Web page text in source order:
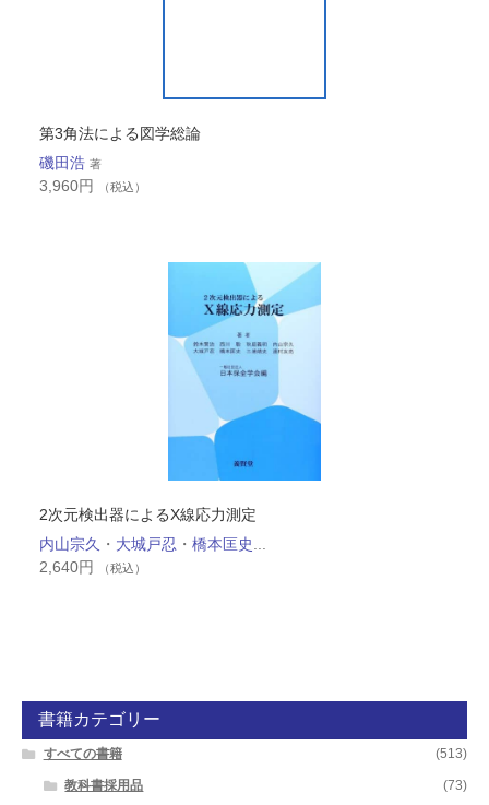
第3角法による図学総論
磯田浩 著
3,960円 （税込）
2次元検出器によるX線応力測定
内山宗久
・ 大城戸忍 ・ 橋本匡史
2,640円 （税込）
書籍カテゴリー
すべての書籍 (513)
教科書採用品 (73)